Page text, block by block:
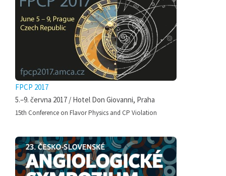
FPCP 2017
5.–9. června 2017 / Hotel Don Giovanni, Praha
15th Conference on Flavor Physics and CP Violation